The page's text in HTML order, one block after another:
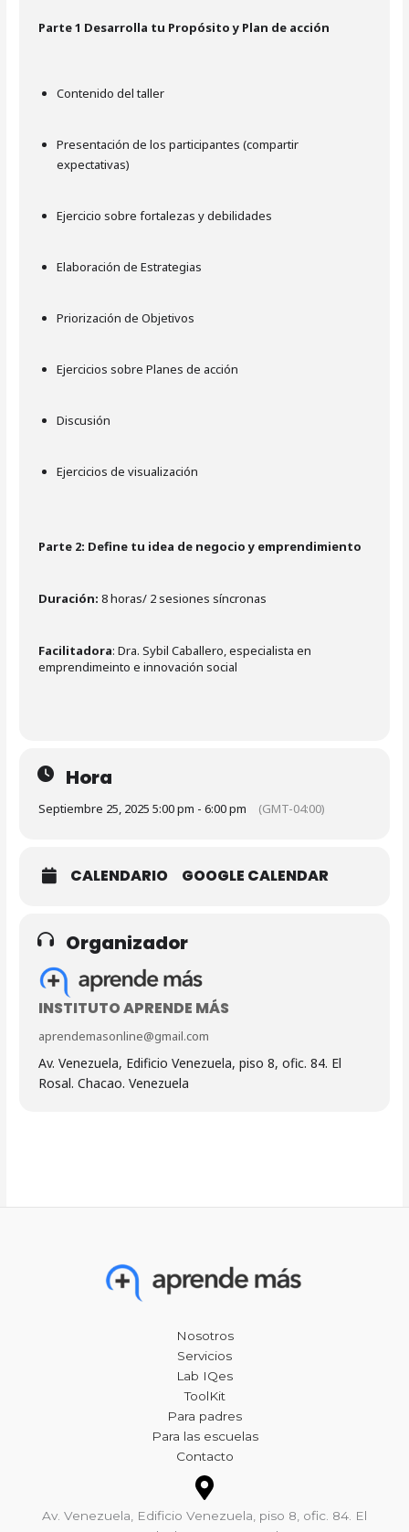
Parte 1 Desarrolla tu Propósito y Plan de acción
Contenido del taller
Presentación de los participantes (compartir
expectativas)
Ejercicio sobre fortalezas y debilidades
Elaboración de Estrategias
Priorización de Objetivos
Ejercicios sobre Planes de acción
Discusión
Ejercicios de visualización
Parte 2: Define tu idea de negocio y emprendimiento
Duración: 8 horas/ 2 sesiones síncronas
Facilitadora: Dra. Sybil Caballero, especialista en
emprendimeinto e innovación social
Hora
Septiembre 25, 2025 5:00 pm - 6:00 pm (GMT-04:00)
CALENDARIO GOOGLE CALENDAR
Organizador
INSTITUTO APRENDE MÁS
aprendemasonline@gmail.com
Av. Venezuela, Edificio Venezuela, piso 8, ofic. 84. El
Rosal. Chacao. Venezuela
Nosotros
Servicios
Lab IQes
ToolKit
Para padres
Para las escuelas
Contacto
Av. Venezuela, Edificio Venezuela, piso 8, ofic. 84. El